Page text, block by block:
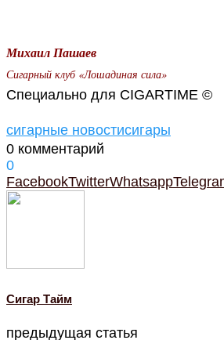
Михаил Пашаев
Сигарный клуб «Лошадиная сила»
Специально для CIGARTIME ©
сигарные новостисигары
0 комментарий
0
FacebookTwitterWhatsapp
Cигар Тайм
предыдущая статья